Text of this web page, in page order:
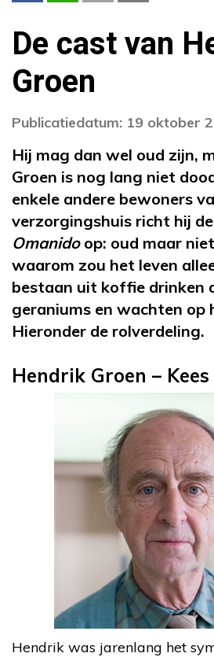
De cast van
Groen
Publicatiedatum: 19 oktober
Hij mag dan wel oud zijn,
Groen is nog lang niet
enkele andere bewoners
verzorgingshuis richt hij
Omanidoop: oud maar
waarom zou het leven
bestaan uit koffie drinken
geraniums en wachten op
Hieronder de rolverdeling.
Hendrik Groen –
Hendrik was jarenlang het